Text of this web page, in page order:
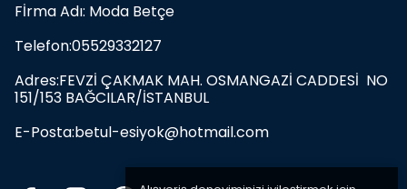
Fİrma Adı: Moda Betçe
Telefon:05529332127
Adres:FEVZİ ÇAKMAK MAH. OSMANGAZİ CADDESİ NO
151/153 BAĞCILAR/İSTANBUL
E-Posta:betul-esiyok@hotmail.com